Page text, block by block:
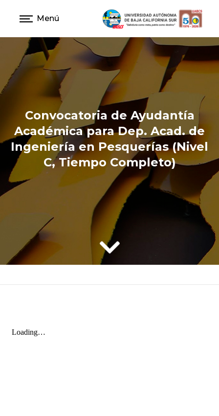
Menú
Convocatoria de Ayudantía
Académica para Dep. Acad. de
Ingeniería en Pesquerías (Nivel
C, Tiempo Completo)